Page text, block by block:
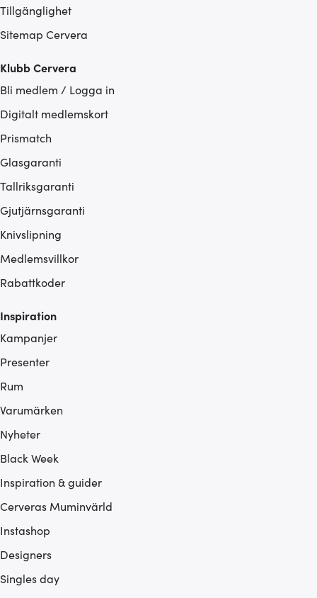
Tillgänglighet
Sitemap Cervera
Klubb Cervera
Bli medlem / Logga in
Digitalt medlemskort
Prismatch
Glasgaranti
Tallriksgaranti
Gjutjärnsgaranti
Knivslipning
Medlemsvillkor
Rabattkoder
Inspiration
Kampanjer
Presenter
Rum
Varumärken
Nyheter
Black Week
Inspiration & guider
Cerveras Muminvärld
Instashop
Designers
Singles day